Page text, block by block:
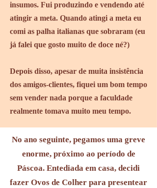
insumos. Fui produzindo e vendendo até
atingir a meta. Quando atingi a meta eu
comi as palha italianas que sobraram (eu
já falei que gosto muito de doce né?)
Depois disso, apesar de muita insistência
dos amigos-clientes, fiquei um bom tempo
sem vender nada porque a faculdade
realmente tomava muito meu tempo.
No ano seguinte, pegamos uma greve
enorme, próximo ao período de
Páscoa. Entediada em casa, decidi
fazer Ovos de Colher para presentear